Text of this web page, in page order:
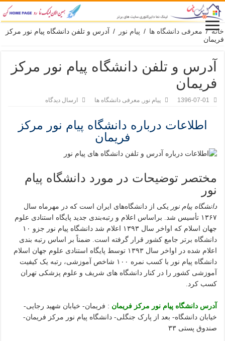
خانه / معرفی دانشگاه ها / پیام نور /
آدرس و تلفن دانشگاه پیام نور مرکز
فریمان
آدرس و تلفن دانشگاه پیام نور مرکز
فریمان
1396-07-01 پیام نور , معرفی دانشگاه ها ارسال دیدگاه
اطلاعات درباره دانشگاه پیام نور مرکز
فریمان
مختصر توضیحات در مورد دانشگاه پیام
نور
دانشگاه پیام نور
یکی از دانشگاه‌های ایران است که در مهرماه سال
۱۳۶۷ تأسیس شد. براساس اعلام و رتبه‌بندی جدید پایگاه استنادی علوم
جهان اسلام که اواخر سال ۱۳۹۳ اعلام شد دانشگاه پیام نور جزو ۱۰
دانشگاه برتر جامع کشور قرار گرفته است. ضمناً بر اساس رتبه بندی
اعلام شده در اواخر سال ۱۳۹۳ توسط پایگاه استنادی علوم جهان اسلام
دانشگاه پیام نور با کسب نمره ۱۰۰ شاخص آموزشی، رتبه یک کیفیت
آموزشی کشور را در کنار دانشگاه های شریف و علوم پزشکی تهران
کسب کرد.
آدرس دانشگاه پیام نور مرکز فریمان: فریمان- خیابان شهید رجایی-
خیابان دانشگاه- بعد از پارک جنگلی- دانشگاه پیام نور مرکز فریمان-
صندوق پستی ۳۳